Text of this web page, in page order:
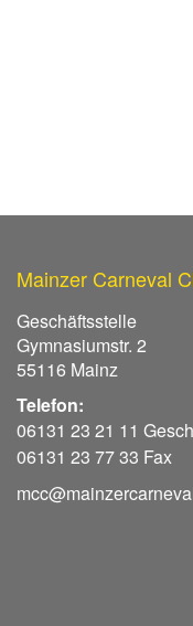
Mainzer Carneval
Geschäftsstelle
Gymnasiumstr. 2
55116 Mainz
Telefon:
06131 23 21 11
06131 23 77 33 Fax